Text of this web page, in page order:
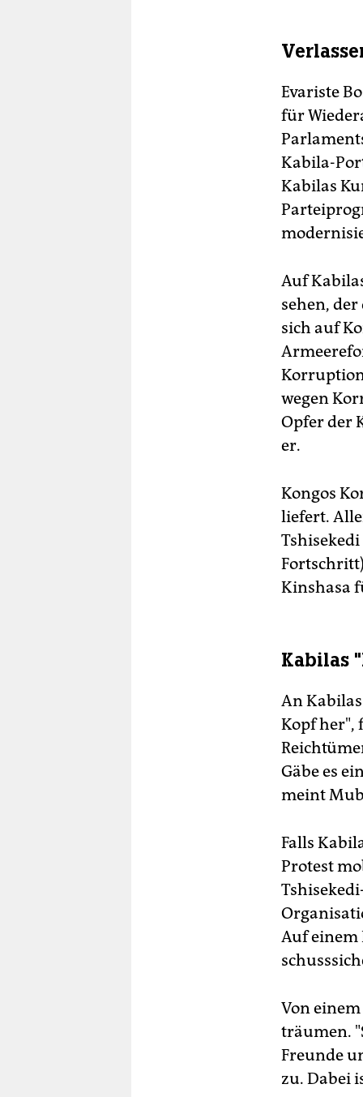
Evariste
für
Kabila-
Kabilas
Auf
sehen,
sich auf
wegen
Opfer der
er.
Kongos
liefert.
Kinshasa
Kabilas
An
Kopf her",
Gäbe es
meint
Falls
Protest
Auf einem
Von
träumen.
Freunde
zu. Dabei